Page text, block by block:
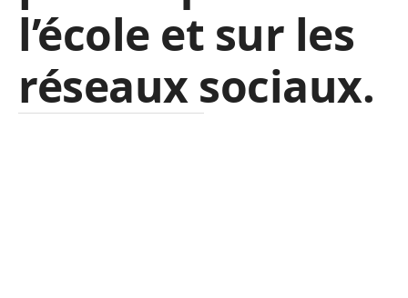
l’école et sur les
réseaux sociaux.